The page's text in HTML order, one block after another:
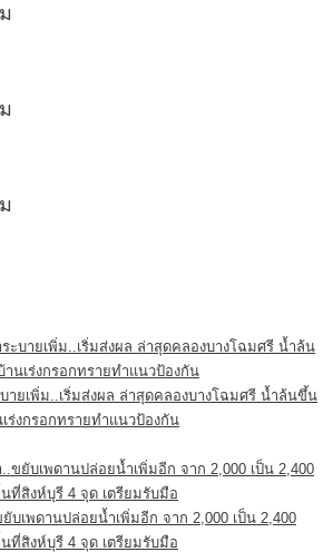
บายเพิ่ม..เริ่มส่งผล ล่าสุดคลองบางโฉมศรี น้ำล้นขึ้น
ร่งกรอกทรายทำแนวป้องกัน
บเพดานปล่อยน้ำเพิ่มอีก จาก 2,000 เป็น 2,400
ที่สิงห์บุรี 4 จุด เตรียมรับมือ